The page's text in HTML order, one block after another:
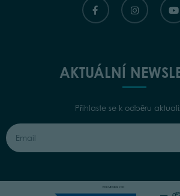
AKTUÁLNÍ
Přihlaste se k odběru